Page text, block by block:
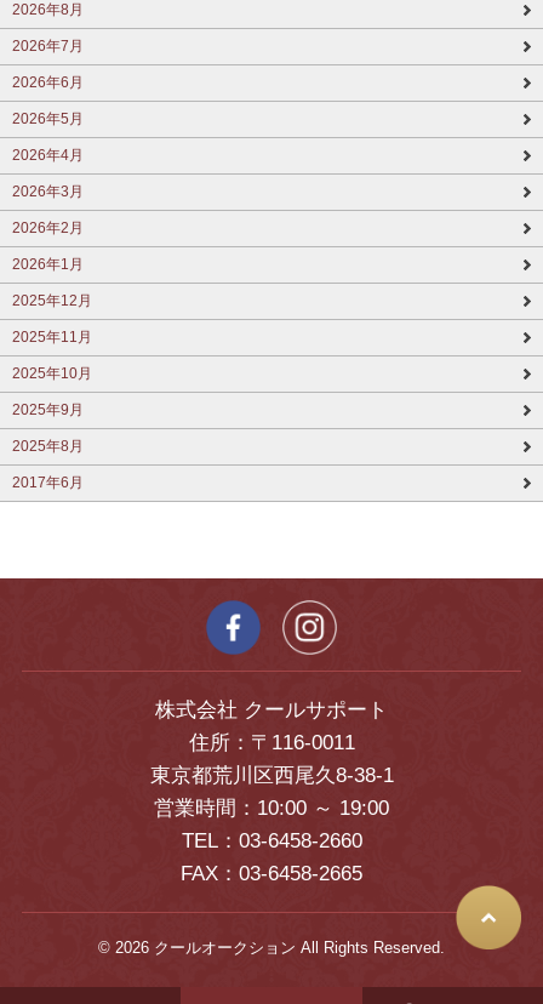
2026年8月
2026年7月
2026年6月
2026年5月
2026年4月
2026年3月
2026年2月
2026年1月
2025年12月
2025年11月
2025年10月
2025年9月
2025年8月
2017年6月
株式会社 クールサポート
住所：〒116-0011
東京都荒川区西尾久8-38-1
営業時間：10:00 ～ 19:00
TEL：03-6458-2660
FAX：03-6458-2665
© 2026 クールオークション All Rights Reserved.